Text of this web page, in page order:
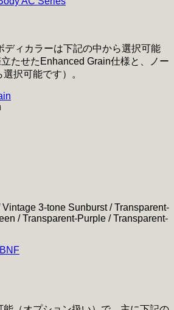
ディカラーは下記の中から選択可能
たせたEnhanced Grain仕様と、ノー
択可能です）。
3-tone Sunburst / Transparent-
/ Transparent-Purple / Transparent-